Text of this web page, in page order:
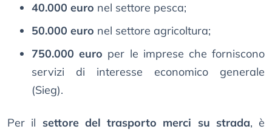
40.000 euro nel settore pesca;
50.000 euro nel settore agricoltura;
750.000 euro per le imprese che forniscono
servizi di interesse economico generale
(Sieg).
Per il settore del trasporto merci su strada, è